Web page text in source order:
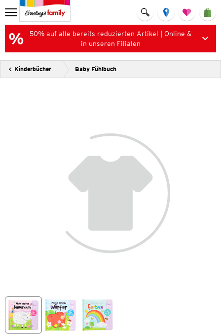
50% auf alle bereits reduzierten Artikel | Online &
in unseren Filialen
Kinderbücher Baby Fühlbuch